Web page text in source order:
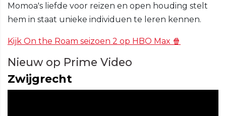
Momoa's liefde voor reizen en open houding stelt
hem in staat unieke individuen te leren kennen.
Kijk On the Roam seizoen 2 op HBO Max 🍿
Nieuw op Prime Video
Zwijgrecht